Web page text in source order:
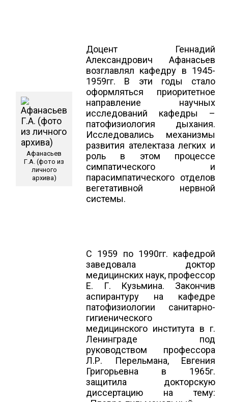
Афанасьев
Г.А. (фото из
личного
архива)
Доцент Геннадий
Александрович Афанасьев
возглавлял кафедру в 1945-
1959гг. В эти годы стало
оформляться приоритетное
направление научных
исследований кафедры –
патофизиология дыхания.
Исследовались механизмы
развития ателектаза легких и
роль в этом процессе
симпатического и
парасимпатического отделов
вегетативной нервной
системы.
С 1959 по 1990гг. кафедрой
заведовала доктор
медицинских наук, профессор
Е. Г. Кузьмина. Закончив
аспирантуру на кафедре
патофизиологии санитарно-
гигиенического
медицинского института в г.
Ленинграде под
руководством профессора
Л.Р. Перельмана, Евгения
Григорьевна в 1965г.
защитила докторскую
диссертацию на тему: